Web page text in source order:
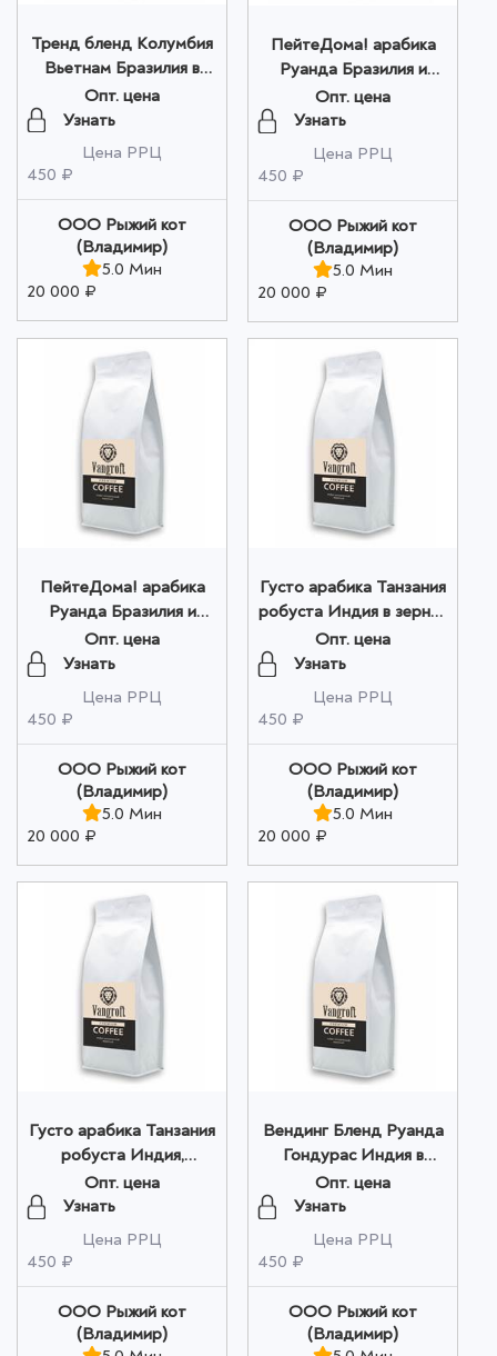
Тренд бленд Колумбия
Вьетнам Бразилия в
зернах 200 г оптом
Опт. цена
Узнать
Цена РРЦ
450 ₽
ООО Рыжий кот
(Владимир)
5.0 Мин
20 000 ₽
ПейтеДома! арабика
Руанда Бразилия и
Уганда в зернах 200г
оптом
Опт. цена
Узнать
Цена РРЦ
450 ₽
ООО Рыжий кот
(Владимир)
5.0 Мин
20 000 ₽
ПейтеДома! арабика
Руанда Бразилия и
Уганда молотый 200г
оптом
Опт. цена
Узнать
Цена РРЦ
450 ₽
ООО Рыжий кот
(Владимир)
5.0 Мин
20 000 ₽
Густо арабика Танзания
робуста Индия в зернах
200г оптом
Опт. цена
Узнать
Цена РРЦ
450 ₽
ООО Рыжий кот
(Владимир)
5.0 Мин
20 000 ₽
Густо арабика Танзания
робуста Индия,
молотый 200г оптом
Опт. цена
Узнать
Цена РРЦ
450 ₽
ООО Рыжий кот
(Владимир)
Вендинг Бленд Руанда
Гондурас Индия в
зернах 200 г оптом
Опт. цена
Узнать
Цена РРЦ
450 ₽
ООО Рыжий кот
(Владимир)